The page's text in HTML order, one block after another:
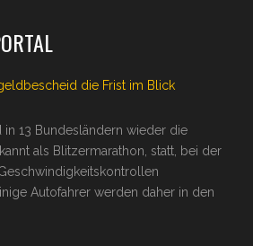
die Frist im Blick
in 13 Bundesländern wieder die
als Blitzermarathon, statt, bei der
Autofahrer werden daher in den